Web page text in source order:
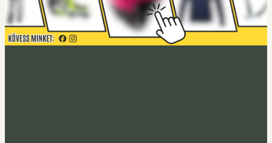
Acerbis akció
Fedezd fel